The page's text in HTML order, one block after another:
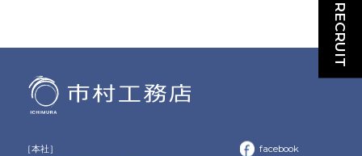
［本社］
facebook
RECRUIT